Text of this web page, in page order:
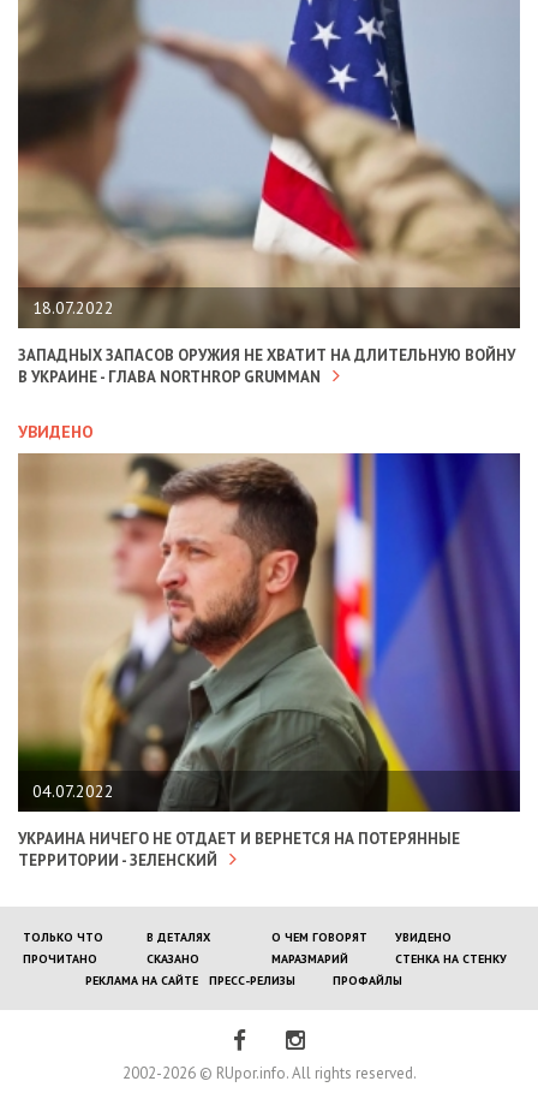
18.07.2022
ЗАПАДНЫХ ЗАПАСОВ ОРУЖИЯ НЕ ХВАТИТ НА ДЛИТЕЛЬНУЮ ВОЙНУ
В УКРАИНЕ - ГЛАВА NORTHROP GRUMMAN
УВИДЕНО
04.07.2022
УКРАИНА НИЧЕГО НЕ ОТДАЕТ И ВЕРНЕТСЯ НА ПОТЕРЯННЫЕ
ТЕРРИТОРИИ - ЗЕЛЕНСКИЙ
ТОЛЬКО ЧТО В ДЕТАЛЯХ О ЧЕМ ГОВОРЯТ
УВИДЕНО
ПРОЧИТАНО
СКАЗАНО МАРАЗМАРИЙ
СТЕНКА НА СТЕНКУ
РЕКЛАМА НА САЙТЕ
ПРЕСС-РЕЛИЗЫ ПРОФАЙЛЫ
2002-2026 © RUpor.info. All rights reserved.